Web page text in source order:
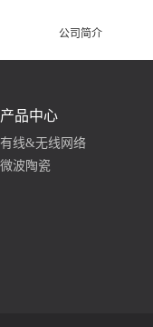
公司简介
产品中心
有线&无线网络
微波陶瓷